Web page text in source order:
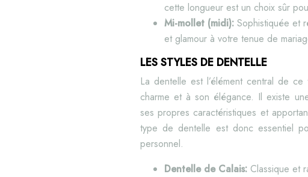
cette longueur est un choix sûr
Mi-mollet (midi):Sophistiquée et
et glamour à votre tenue de
LES STYLES DE DENTELLE
La dentelle est l’élément central de
charme et à son élégance. Il existe
ses propres caractéristiques et
type de dentelle est donc essentiel
personnel.
Dentelle de Calais: Classique et